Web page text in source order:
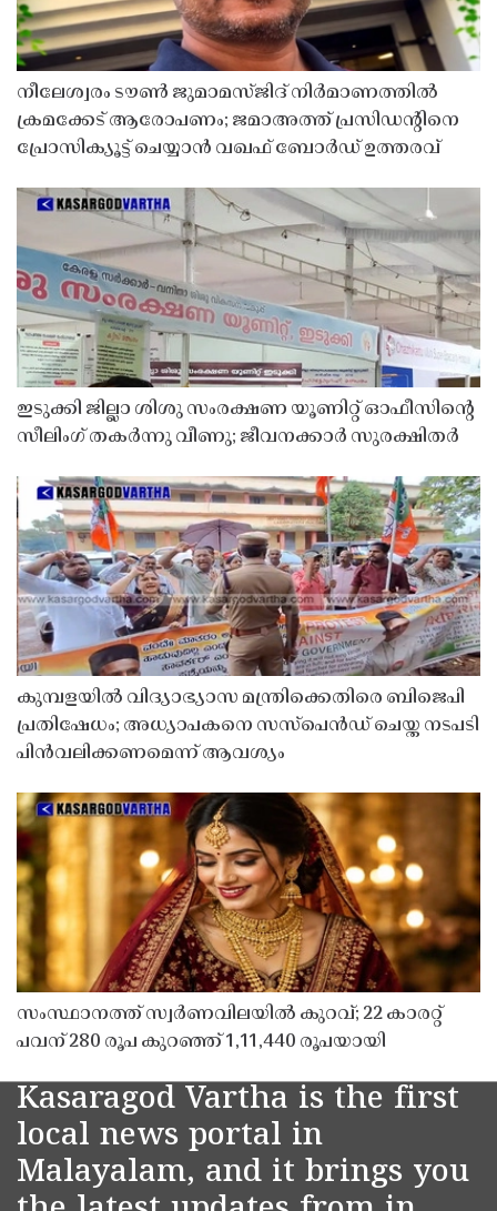
നീലേശ്വരം ടൗൺ ജുമാമസ്ജിദ് നിർമാണത്തിൽ
ക്രമക്കേട് ആരോപണം; ജമാഅത്ത് പ്രസിഡന്റിനെ
പ്രോസിക്യൂട്ട് ചെയ്യാൻ വഖഫ് ബോർഡ് ഉത്തരവ്
ഇടുക്കി ജില്ലാ ശിശു സംരക്ഷണ യൂണിറ്റ് ഓഫീസിൻ്റെ
സീലിംഗ് തകർന്നു വീണു; ജീവനക്കാർ സുരക്ഷിതർ
കുമ്പളയിൽ വിദ്യാഭ്യാസ മന്ത്രിക്കെതിരെ ബിജെപി
പ്രതിഷേധം; അധ്യാപകനെ സസ്‌പെൻഡ് ചെയ്ത നടപടി
പിൻവലിക്കണമെന്ന് ആവശ്യം
സംസ്ഥാനത്ത് സ്വർണവിലയിൽ കുറവ്; 22 കാരറ്റ്
പവന് 280 രൂപ കുറഞ്ഞ് 1,11,440 രൂപയായി
Kasaragod Vartha is the first
local news portal in
Malayalam, and it brings you